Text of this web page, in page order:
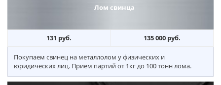
Лом свинца
131 руб. 135 000 руб.
Покупаем свинец на металлолом у физических и
юридических лиц. Прием партий от 1кг до 100 тонн лома.